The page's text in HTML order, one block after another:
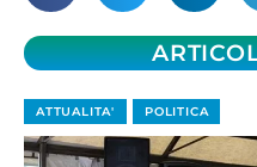
ATTUALITA' POLITICA